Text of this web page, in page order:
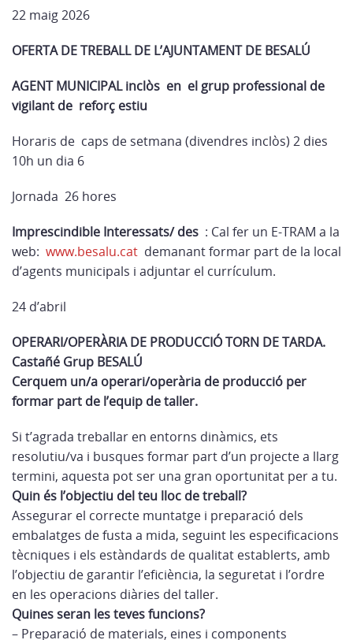
22 maig 2026
OFERTA DE TREBALL DE L’AJUNTAMENT DE BESALÚ
AGENT MUNICIPAL inclòs en el grup professional de
vigilant de reforç estiu
Horaris de caps de setmana (divendres inclòs) 2 dies
10h un dia 6
Jornada 26 hores
Imprescindible Interessats/ des : Cal fer un E-TRAM a la
web: www.besalu.cat demanant formar part de la local
d’agents municipals i adjuntar el currículum.
24 d’abril
OPERARI/OPERÀRIA DE PRODUCCIÓ TORN DE TARDA.
Castañé Grup BESALÚ
Cerquem un/a operari/operària de producció per
formar part de l’equip de taller.
Si t’agrada treballar en entorns dinàmics, ets
resolutiu/va i busques formar part d’un projecte a llarg
termini, aquesta pot ser una gran oportunitat per a tu.
Quin és l’objectiu del teu lloc de treball?
Assegurar el correcte muntatge i preparació dels
embalatges de fusta a mida, seguint les especificacions
tècniques i els estàndards de qualitat establerts, amb
l’objectiu de garantir l’eficiència, la seguretat i l’ordre
en les operacions diàries del taller.
Quines seran les teves funcions?
– Preparació de materials, eines i components